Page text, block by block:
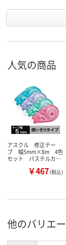
人気の商品
アスクル 修正テー
プ 幅5mm×8m 4色
セット パステルカ…
￥467（税込）
他のバリエ